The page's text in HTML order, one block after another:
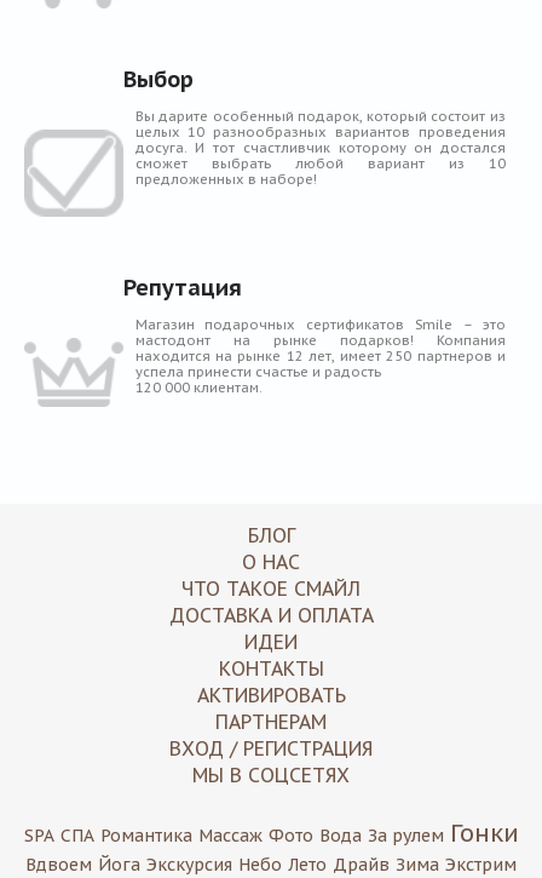
Выбор
Вы дарите особенный подарок, который состоит из
целых 10 разнообразных вариантов проведения
досуга. И тот счастливчик которому он достался
сможет выбрать любой вариант из 10
предложенных в наборе!
Репутация
Магазин подарочных сертификатов Smile – это
мастодонт на рынке подарков! Компания
находится на рынке 12 лет, имеет 250 партнеров и
успела принести счастье и радость
120 000 клиентам.
БЛОГ
О НАС
ЧТО ТАКОЕ СМАЙЛ
ДОСТАВКА И ОПЛАТА
ИДЕИ
КОНТАКТЫ
АКТИВИРОВАТЬ
ПАРТНЕРАМ
ВХОД / РЕГИСТРАЦИЯ
МЫ В СОЦСЕТЯХ
SPA СПА Романтика Массаж Фото Вода За рулем Гонки
Вдвоем Йога Экскурсия Небо Лето Драйв Зима Экстрим